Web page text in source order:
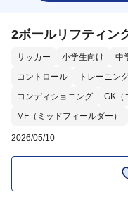
2ボールリフティン
サッカー 小学生向け 中
コントロール
トレーニン
コンディショニング
GK（
MF（ミッドフィールダー）
2026/05/10